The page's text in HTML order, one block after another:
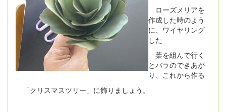
ローズメリアを
作成した時のよう
に、ワイヤリング
した
葉を組んで行く
とバラのできあが
り、これから作る
「クリスマスツリー」に飾りましょう。